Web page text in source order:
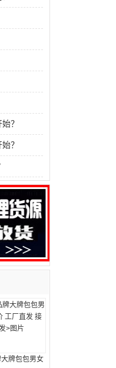
？
？
大牌包包男女